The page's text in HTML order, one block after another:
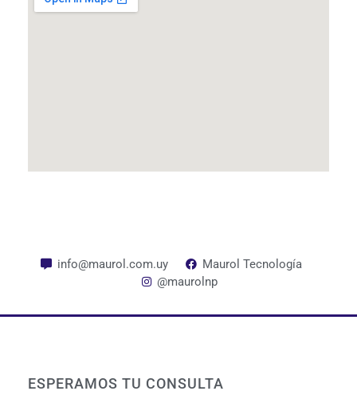
info@maurol.com.uy
Maurol Tecnología
@maurolnp
ESPERAMOS TU CONSULTA